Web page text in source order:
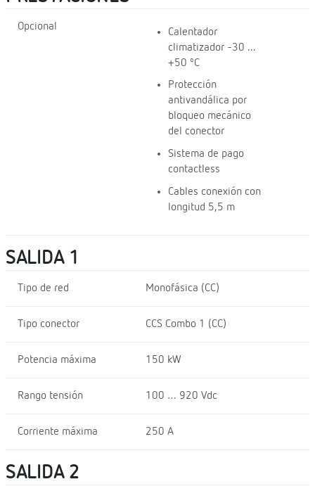
Opcional
Calentador
climatizador -30 ...
+50 ºC
Protección
antivandálica por
bloqueo mecánico
del conector
Sistema de pago
contactless
Cables conexión con
longitud 5,5 m
SALIDA 1
Tipo de red Monofásica (CC)
Tipo conector CCS Combo 1 (CC)
Potencia máxima 150 kW
Rango tensión 100 … 920 Vdc
Corriente máxima 250 A
SALIDA 2